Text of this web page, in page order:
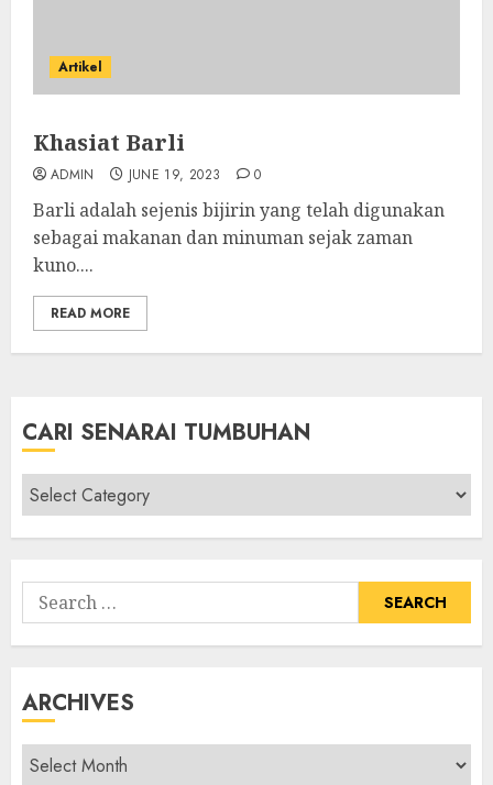
Artikel
Khasiat Barli
ADMIN JUNE 19, 2023 0
Barli adalah sejenis bijirin yang telah digunakan
sebagai makanan dan minuman sejak zaman
kuno....
READ MORE
CARI SENARAI TUMBUHAN
Cari
Senarai
Tumbuhan
Search
for:
ARCHIVES
Archives